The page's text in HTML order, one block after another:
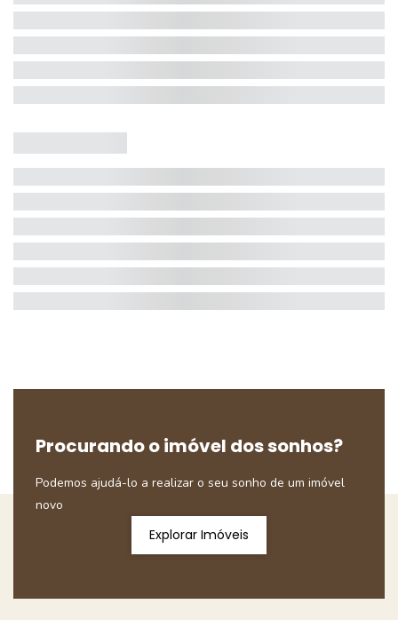
Procurando o imóvel dos sonhos?
Podemos ajudá-lo a realizar o seu sonho de um imóvel
novo
Explorar Imóveis